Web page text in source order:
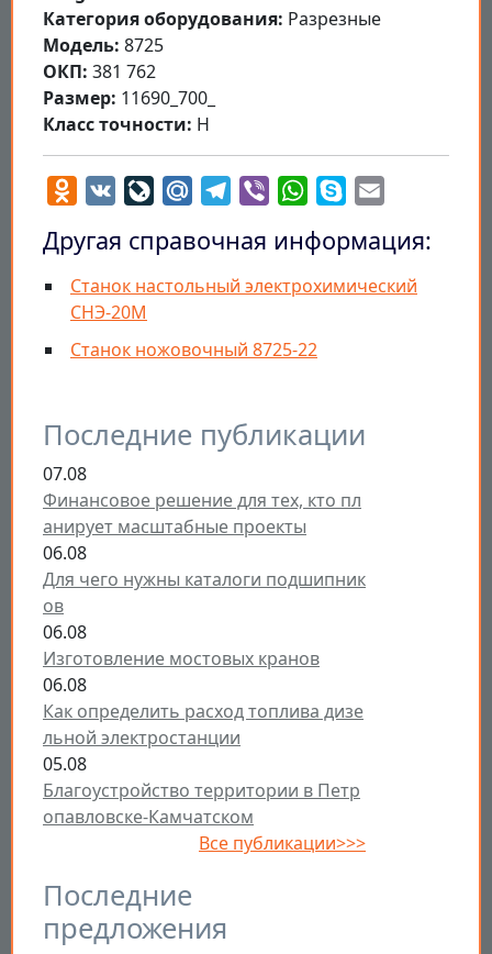
Последние публикации
07.08
Финансовое решение для тех, кто пл
анирует масштабные проекты
06.08
Для чего нужны каталоги подшипник
ов
06.08
Изготовление мостовых кранов
06.08
Как определить расход топлива дизе
льной электростанции
05.08
Благоустройство территории в Петр
опавловске-Камчатском
Все публикации>>>
Последние
предложения
Категория оборудования: Разрезные
Модель: 8725
ОКП: 381 762
Размер: 11690_700_
Класс точности: Н
Odnoklassniki
VK LiveJournal
Mail.RuTelegram
Viber WhatsApp
Skype
Другая справочная информация:
Станок настольный электрохимический
СНЭ-20М
Станок ножовочный 8725-22